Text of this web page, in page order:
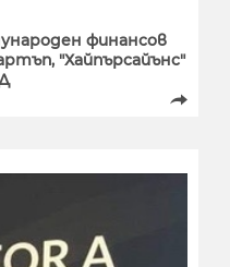

финансов
"Хайпърсайънс"